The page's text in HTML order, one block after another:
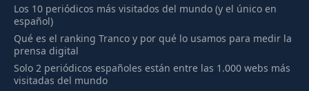
Los 10 periódicos más visitados del mundo (y el único en
español)
Qué es el ranking Tranco y por qué lo usamos para medir la
prensa digital
Solo 2 periódicos españoles están entre las 1.000 webs más
visitadas del mundo